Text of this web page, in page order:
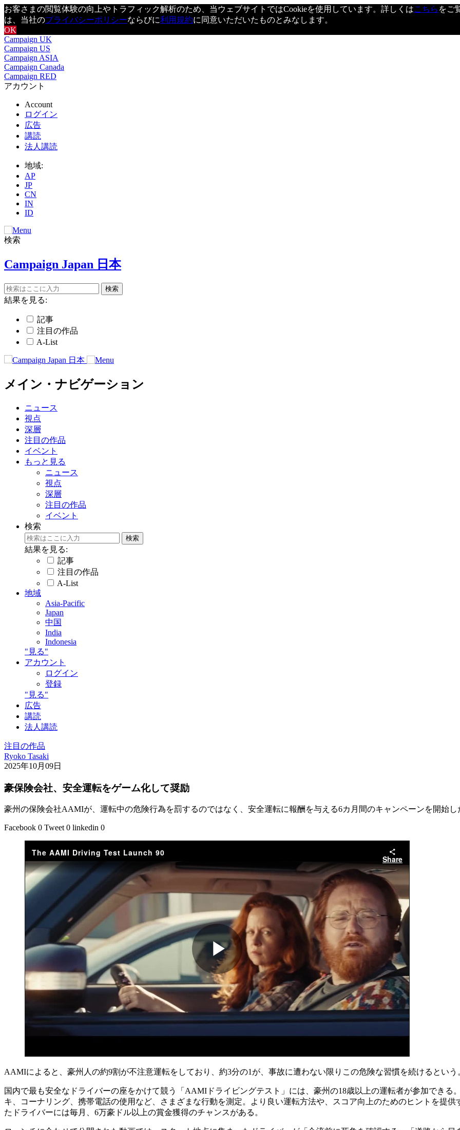
お客さまの閲覧体験の向上やトラフィック解析のため、当ウェブサイトではCookieを使用しています。詳しくはこちら をご
は、当社のプライバシーポリシーならびに利用規約に同意いただいたものとみなします。
OK
Campaign UK
Campaign US
Campaign ASIA
Campaign Canada
Campaign RED
アカウント
Account
ログイン
広告
講読
法人講読
地域:
AP
JP
CN
IN
ID
検索
Campaign Japan 日本
結果を見る:
記事
注目の作品
A-List
メイン・ナビゲーション
ニュース
視点
深層
注目の作品
イベント
もっと見る
ニュース
視点
深層
注目の作品
イベント
検索
結果を見る:
記事
注目の作品
A-List
地域
Asia-Pacific
Japan
中国
India
Indonesia
"見る"
アカウント
ログイン
登録
"見る"
広告
講読
法人講読
注目の作品
Ryoko Tasaki
2025年10月09日
豪保険会社、安全運転をゲーム化して奨励
豪州の保険会社AAMIが、運転中の危険行為を罰するのではなく、安全運転に報酬を与える6カ月間のキャンペーンを開始し
Facebook 0 Tweet 0 linkedin 0
AAMIによると、豪州人の約9割が不注意運転をしており、約3分の1が、事故に遭わない限りこの危険な習慣を続けるという
国内で最も安全なドライバーの座をかけて競う「AAMIドライビングテスト」には、豪州の18歳以上の運転者が参加でき
キ、コーナリング、携帯電話の使用など、さまざまな行動を測定。より良い運転方法や、スコア向上のためのヒントを提
たドライバーには毎月、6万豪ドル以上の賞金獲得のチャンスがある。